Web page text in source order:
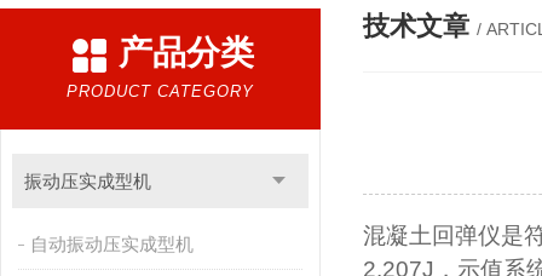
产品分类
PRODUCT CATEGORY
振动压实成型机
自动振动压实成型机
技术文章 /
混凝土回弹仪是
2.207J ，示值系